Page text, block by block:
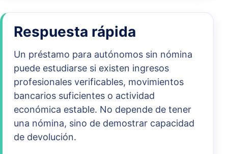
Respuesta rápida
Un préstamo para autónomos sin nómina
puede estudiarse si existen ingresos
profesionales verificables, movimientos
bancarios suficientes o actividad
económica estable. No depende de tener
una nómina, sino de demostrar capacidad
de devolución.